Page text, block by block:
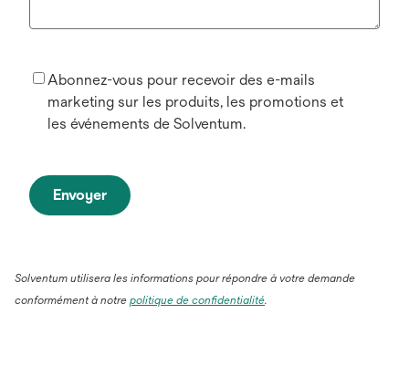
Abonnez-vous pour recevoir des e-mails
marketing sur les produits, les promotions et
les événements de Solventum.
Envoyer
Solventum utilisera les informations pour répondre à votre demande
conformément à notre politique de confidentialité.